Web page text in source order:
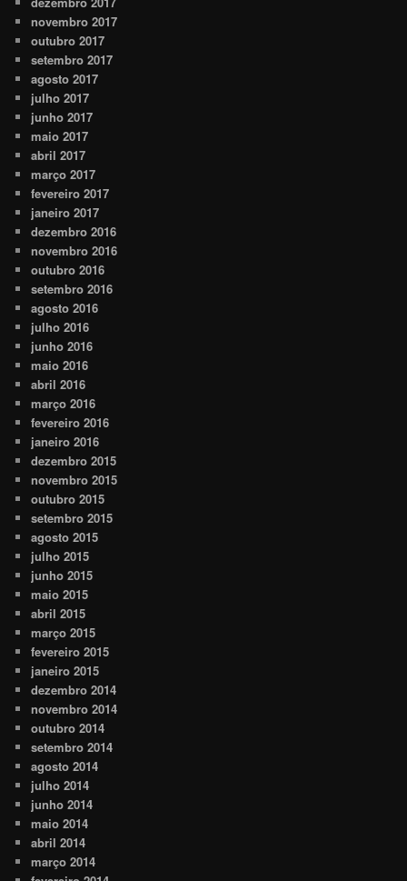
novembro 2017
outubro 2017
setembro 2017
agosto 2017
julho 2017
junho 2017
maio 2017
abril 2017
março 2017
fevereiro 2017
janeiro 2017
dezembro 2016
novembro 2016
outubro 2016
setembro 2016
agosto 2016
julho 2016
junho 2016
maio 2016
abril 2016
março 2016
fevereiro 2016
janeiro 2016
dezembro 2015
novembro 2015
outubro 2015
setembro 2015
agosto 2015
julho 2015
junho 2015
maio 2015
abril 2015
março 2015
fevereiro 2015
janeiro 2015
dezembro 2014
novembro 2014
outubro 2014
setembro 2014
agosto 2014
julho 2014
junho 2014
maio 2014
abril 2014
março 2014